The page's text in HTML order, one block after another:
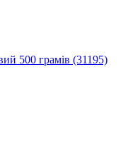
500 грамів (31195)